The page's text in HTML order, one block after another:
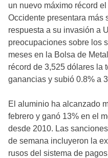
un nuevo máximo récord
Occidente presentara más
respuesta a su invasión a
preocupaciones sobre los
meses en la Bolsa de
récord de 3,525 dólares la
ganancias y subió 0.8% a
El aluminio ha alcanzado
febrero y ganó 13% en el
desde 2010. Las
de semana incluyeron la
rusos del sistema de